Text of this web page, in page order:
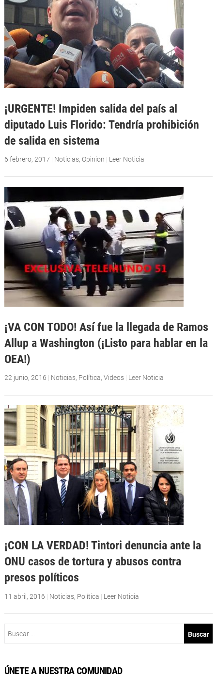
¡URGENTE! Impiden salida del país al
diputado Luis Florido: Tendría prohibición
de salida en sistema
6 febrero, 2017 | Noticias, Opinion | Leer Noticia
¡VA CON TODO! Así fue la llegada de Ramos
Allup a Washington (¡Listo para hablar en la
OEA!)
22 junio, 2016 | Noticias, Política, Videos | Leer Noticia
¡CON LA VERDAD! Tintori denuncia ante la
ONU casos de tortura y abusos contra
presos políticos
11 abril, 2016 | Noticias, Política | Leer Noticia
ÚNETE A NUESTRA COMUNIDAD